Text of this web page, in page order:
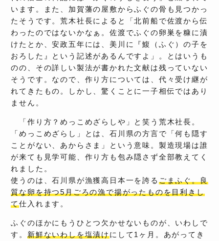
います。また、加賀藩の屋敷からふぐの骨も見つかっ
たそうです。荒木社長によると「北前船で佐渡から伝
わったのではないかなぁ。佐渡でふぐの卵巣を糠に漬
けたとか、安政五年には、美川に『鰒（ふぐ）の子を
おろした』という記述があるんですよ」。とはいうも
のの、その詳しい製法が書かれた文献は残っていない
そうです。なので、作り方については、代々受け継が
れてきたもの。しかし、驚くことに一子相伝ではあり
ません。
「作り方？めっこめざらしや」と笑う荒木社長。
「めっこめざらし」とは、石川県の方言で「何も隠す
ことがない、あからさま」という意味。製造現場は誰
が来ても見学可能、作り方も包み隠さず全部教えてく
れました。
使うのは、石川県が漁獲高日本一を誇る ごまふぐ。良
質な卵を持つ5月ごろの漁で揚がったものを目利きし
て仕入れます。
ふぐのほかにもうひとつ欠かせないものが、いわしで
す。 新鮮ないわしを塩漬けにして1ヶ月。あがってき